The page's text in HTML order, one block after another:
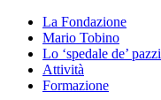
La Fondazione
Mario Tobino
Lo ‘spedale de’ pazzi
Attività
Formazione